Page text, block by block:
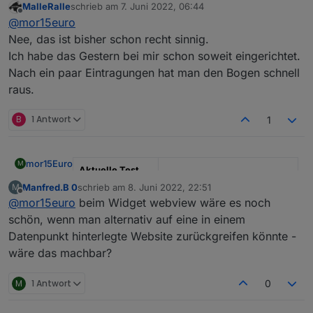
verbessern. Falls du Feedback hättest, wie man das
noch besser lösen könnte, einfach melden.
Offline
MalleRalleschrieb am 7. Juni 2022, 06:44
zuletzt editiert von
@mor15euro
Nee, das ist bisher schon recht sinnig.
Ich habe das Gestern bei mir schon soweit eingerichtet.
Nach ein paar Eintragungen hat man den Bogen schnell
raus.
B 1 Antwort 1
M mor15Euro
Aktuelle Test
Version
0.0.2
Veröffentlichung
sdatum
29.05.2022
Github Link
https://github.com/moba15/io
App
M
Offline
Manfred.B 0schrieb am 8. Juni 2022, 22:51
zuletzt editiert von
@mor15euro beim Widget webview wäre es noch
schön, wenn man alternativ auf eine in einem
Datenpunkt hinterlegte Website zurückgreifen könnte -
wäre das machbar?
M 1 Antwort 0